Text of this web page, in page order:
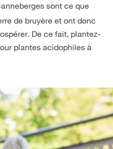
sont ce que
de bruyère et ont donc
De ce fait, plantez-
plantes acidophiles à